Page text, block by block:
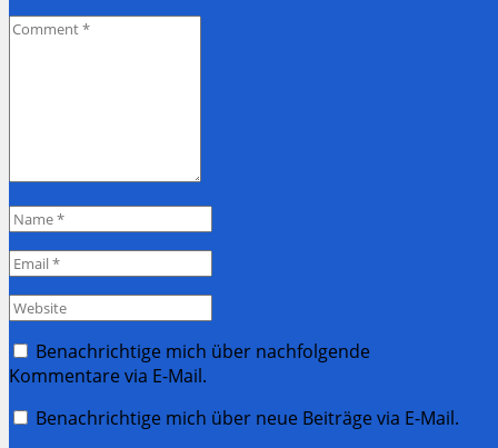
Comment
Name
Email
Website
Benachrichtige mich über nachfolgende
Kommentare via E-Mail.
Benachrichtige mich über neue Beiträge via E-Mail.